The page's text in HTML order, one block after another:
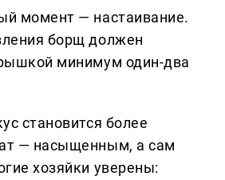
момент — настаивание.
борщ должен
минимум один-два
становится более
— насыщенным, а сам
хозяйки уверены: